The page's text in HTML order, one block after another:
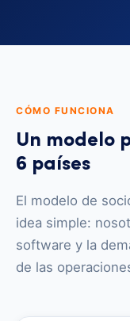
CÓMO FUNCIONA
Un modelo
6 países
El modelo de
idea simple:
software y la
de las